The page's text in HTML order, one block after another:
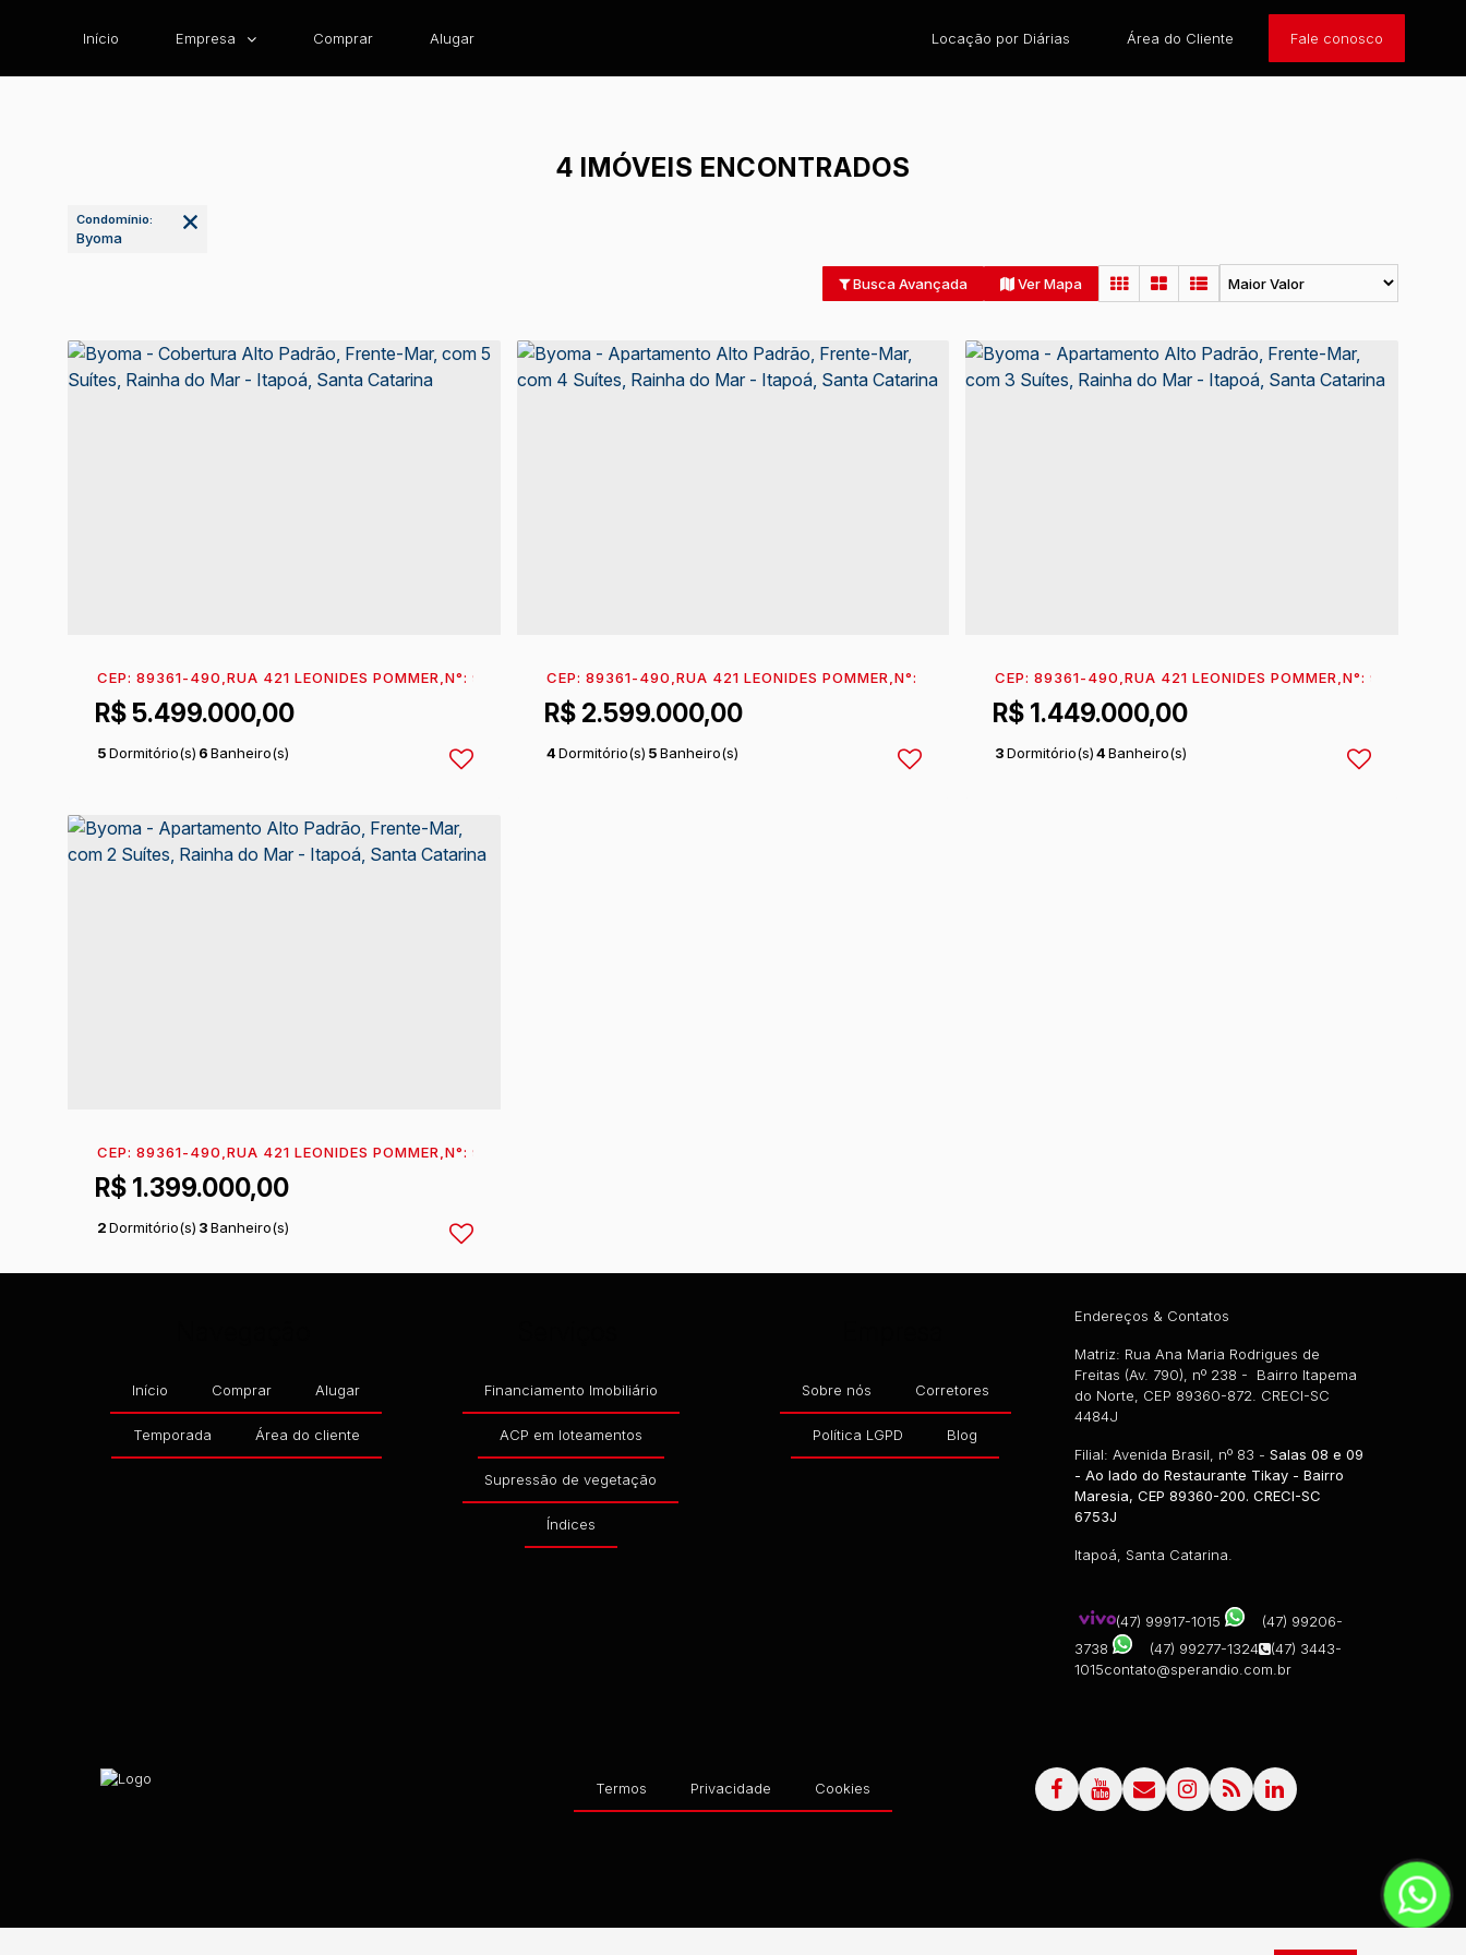
Fale conosco
Área do Cliente
Início Empresa Locação por Diárias
Comprar Alugar
4 IMÓVEIS ENCONTRADOS
Condomínio:
Byoma
Busca Avançada Ver Mapa
R$ 5.499.000,00
CEP: 89361-490 RUA 421 LEONIDES POMMER N°: 942 RAINHA DO MAR ,ITAPOÁ,SANTA CATARINA,BRASIL
5Dormitório(s) 6Banheiro(s)
R$2.599.000,00
CEP: 89361-490 RUA 421 LEONIDES POMMER N°: RAINHA DO MAR ,ITAPOÁ,SANTA CATARINA,BRASIL
4Dormitório(s) 5Banheiro(s)
R$ 1.449.000,00
CEP: 89361-490 ,RUA 421 LEONIDES POMMER ,N°: 942
3 Dormitório(s) 4Banheiro(s)
R$ 1.399.000,00
CEP: 89361-490 RUA 421 LEONIDES POMMER N°: 942
2Dormitório(s) 3Banheiro(s)
Início Comprar Alugar
Temporada Área do cliente
Financiamento Imobiliário
ACP em loteamentos
Supressão de vegetação
Índices
Sobre nós Corretores
Política LGPD Blog
Endereços & Contatos
Matriz: Rua Ana Maria Rodrigues de
Freitas (Av. 790), nº 238 - Bairro Itapema
do Norte, CEP 89360-872. CRECI-SC
4484J
Filial: Avenida Brasil, nº 83 - Salas 08 e 09
- Ao lado do Restaurante Tikay - Bairro
Maresia, CEP 89360-200. CRECI-SC
6753J
Itapoá, Santa Catarina.
(47) 99917-1015
(47) 99206-
3738
(47) 99277-1324
(47) 3443-
1015contato@sperandio.com.br
Termos Privacidade Cookies